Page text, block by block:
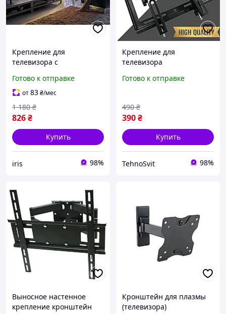
Крепление для
телевизора с
Универсальный
кронштейн для плазмы
до 60 кг 32"-75" SH-65T
Готово к отправке
от83₴/мес
826₴
1 180 ₴
Купить
iris 98%
Крепление для
телевизора
кронштейн для плазмы
ТВ с наклоном по
вертикали
Готово к отправке
390₴
490 ₴
Купить
TehnoSvit 98%
Выносное настенное
крепление кронштейн
Кронштейн для плазмы
(телевизора)